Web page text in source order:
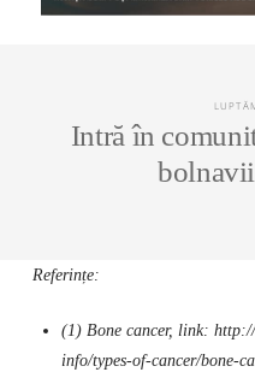
Intră în
Referințe:
(1) Bone cancer, link:
info/types-of-cancer/bone-